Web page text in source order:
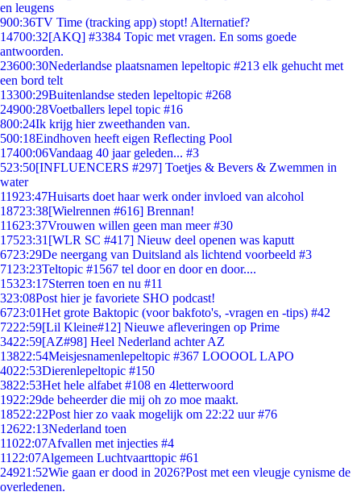
en leugens
900:36TV Time (tracking app) stopt! Alternatief?
14700:32[AKQ] #3384 Topic met vragen. En soms goede
antwoorden.
23600:30Nederlandse plaatsnamen lepeltopic #213 elk gehucht met
een bord telt
13300:29Buitenlandse steden lepeltopic #268
24900:28Voetballers lepel topic #16
800:24Ik krijg hier zweethanden van.
500:18Eindhoven heeft eigen Reflecting Pool
17400:06Vandaag 40 jaar geleden... #3
523:50[INFLUENCERS #297] Toetjes & Bevers & Zwemmen in
water
11923:47Huisarts doet haar werk onder invloed van alcohol
18723:38[Wielrennen #616] Brennan!
11623:37Vrouwen willen geen man meer #30
17523:31 [WLR SC #417] Nieuw deel openen was kaputt
6723:29De neergang van Duitsland als lichtend voorbeeld #3
71 23:23Teltopic #1567 tel door en door en door....
15323:17Sterren toen en nu #11
323:08Post hier je favoriete SHO podcast!
6723:01Het grote Baktopic (voor bakfoto's, -vragen en -tips) #42
7222:59[Lil Kleine#12] Nieuwe afleveringen op Prime
3422:59[AZ#98] Heel Nederland achter AZ
13822:54Meisjesnamenlepeltopic #367 LOOOOL LAPO
4022:53Dierenlepeltopic #150
3822:53Het hele alfabet #108 en 4letterwoord
1922:29de beheerder die mij oh zo moe maakt.
18522:22Post hier zo vaak mogelijk om 22:22 uur #76
12622:13Nederland toen
11022:07Afvallen met injecties #4
11 22:07Algemeen Luchtvaarttopic #61
24921:52Wie gaan er dood in 2026?Post met een vleugje cynisme de
overledenen.